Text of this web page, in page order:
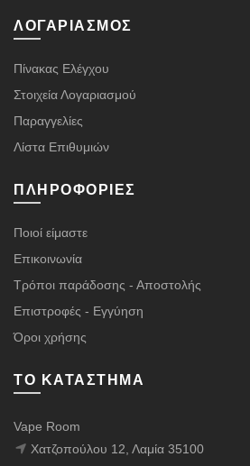
ΛΟΓΑΡΙΑΣΜΌΣ
Πίνακας Ελέγχου
Στοιχεία Λογαριασμού
Παραγγελίες
Λίστα Επιθυμιών
ΠΛΗΡΟΦΟΡΊΕΣ
Ποιοί είμαστε
Επικοινωνία
Τρόποι παράδοσης - Αποστολής
Επιστροφές - Εγγύηση
Όροι χρήσης
ΤΟ ΚΑΤΆΣΤΗΜΑ
Vape Room
Χατζοπούλου 12, Λαμία 35100